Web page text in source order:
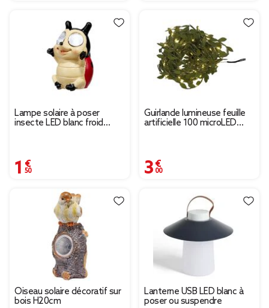
Lampe solaire à poser
insecte LED blanc froid
1,50 €
Guirlande lumineuse feuille
artificielle 100 microLED
3,00 €
Oiseau solaire décoratif sur
bois H20cm
Lanterne USB LED blanc à
poser ou suspendre